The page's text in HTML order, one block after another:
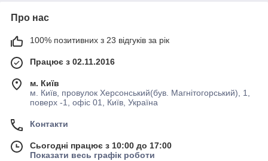
Про нас
100% позитивних з 23 відгуків за рік
Працює з 02.11.2016
м. Київ
м. Київ, провулок Херсонський(був. Магнітогорський), 1,
поверх -1, офіс 01, Київ, Україна
Контакти
Сьогодні працює з 10:00 до 17:00
Показати весь графік роботи